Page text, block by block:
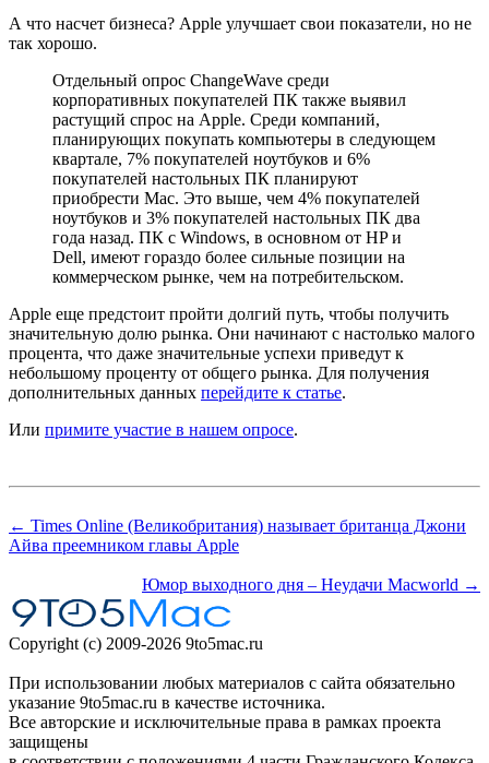
А что насчет бизнеса? Apple улучшает свои показатели, но не
так хорошо.
Отдельный опрос ChangeWave среди
корпоративных покупателей ПК также выявил
растущий спрос на Apple. Среди компаний,
планирующих покупать компьютеры в следующем
квартале, 7% покупателей ноутбуков и 6%
покупателей настольных ПК планируют
приобрести Mac. Это выше, чем 4% покупателей
ноутбуков и 3% покупателей настольных ПК два
года назад. ПК с Windows, в основном от HP и
Dell, имеют гораздо более сильные позиции на
коммерческом рынке, чем на потребительском.
Apple еще предстоит пройти долгий путь, чтобы получить
значительную долю рынка. Они начинают с настолько малого
процента, что даже значительные успехи приведут к
небольшому проценту от общего рынка. Для получения
дополнительных данных перейдите к статье.
Или примите участие в нашем опросе.
← Times Online (Великобритания) называет британца Джони
Айва преемником главы Apple
Юмор выходного дня – Неудачи Macworld →
Copyright (c) 2009-2026 9to5mac.ru
При использовании любых материалов с сайта обязательно
указание 9to5mac.ru в качестве источника.
Все авторские и исключительные права в рамках проекта
защищены